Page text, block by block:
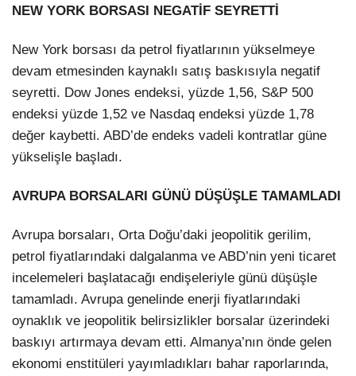
NEW YORK BORSASI NEGATİF SEYRETTİ
New York borsası da petrol fiyatlarının yükselmeye
devam etmesinden kaynaklı satış baskısıyla negatif
seyretti. Dow Jones endeksi, yüzde 1,56, S&P 500
endeksi yüzde 1,52 ve Nasdaq endeksi yüzde 1,78
değer kaybetti. ABD’de endeks vadeli kontratlar güne
yükselişle başladı.
AVRUPA BORSALARI GÜNÜ DÜŞÜŞLE TAMAMLADI
Avrupa borsaları, Orta Doğu’daki jeopolitik gerilim,
petrol fiyatlarındaki dalgalanma ve ABD’nin yeni ticaret
incelemeleri başlatacağı endişeleriyle günü düşüşle
tamamladı. Avrupa genelinde enerji fiyatlarındaki
oynaklık ve jeopolitik belirsizlikler borsalar üzerindeki
baskıyı artırmaya devam etti. Almanya’nın önde gelen
ekonomi enstitüleri yayımladıkları bahar raporlarında,